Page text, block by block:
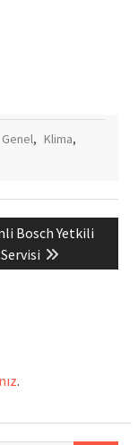
Genel, Klima,
Bosch Yetkili
Servisi
.